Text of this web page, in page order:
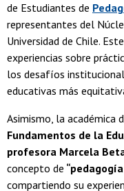
de Estudiantes de
representantes del
Universidad de Chile.
experiencias sobre
los desafíos
educativas más
Asimismo, la académica
Fundamentos de la
profesora Marcela
concepto de
compartiendo su